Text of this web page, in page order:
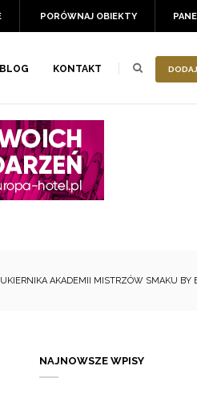
PORÓWNAJ OBIEKTY
BLOG KONTAKT
AKADEMII MISTRZÓW SMAKU BY
NAJNOWSZE WPISY